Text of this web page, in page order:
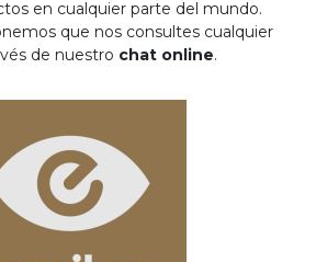
en cualquier parte del mundo.
que nos consultes cualquier
de nuestro chat online.